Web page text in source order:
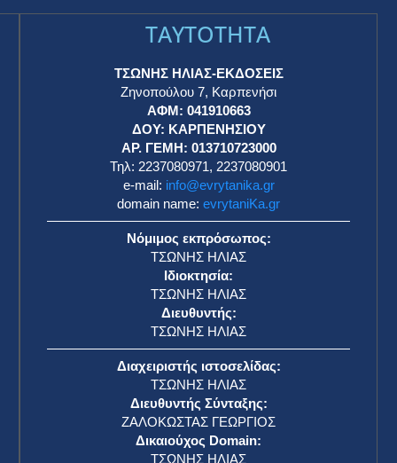
TAYTOTHTA
ΤΣΩΝΗΣ ΗΛΙΑΣ-ΕΚΔΟΣΕΙΣ
Ζηνοπούλου 7, Καρπενήσι
ΑΦΜ: 041910663
ΔΟΥ: ΚΑΡΠΕΝΗΣΙΟΥ
ΑΡ. ΓΕΜΗ: 013710723000
Τηλ: 2237080971, 2237080901
e-mail: info@evrytanika.gr
domain name: evrytaniKa.gr
Νόμιμος εκπρόσωπος:
ΤΣΩΝΗΣ ΗΛΙΑΣ
Ιδιοκτησία:
ΤΣΩΝΗΣ ΗΛΙΑΣ
Διευθυντής:
ΤΣΩΝΗΣ ΗΛΙΑΣ
Διαχειριστής ιστοσελίδας:
ΤΣΩΝΗΣ ΗΛΙΑΣ
Διευθυντής Σύνταξης:
ΖΑΛΟΚΩΣΤΑΣ ΓΕΩΡΓΙΟΣ
Δικαιούχος Domain:
ΤΣΩΝΗΣ ΗΛΙΑΣ